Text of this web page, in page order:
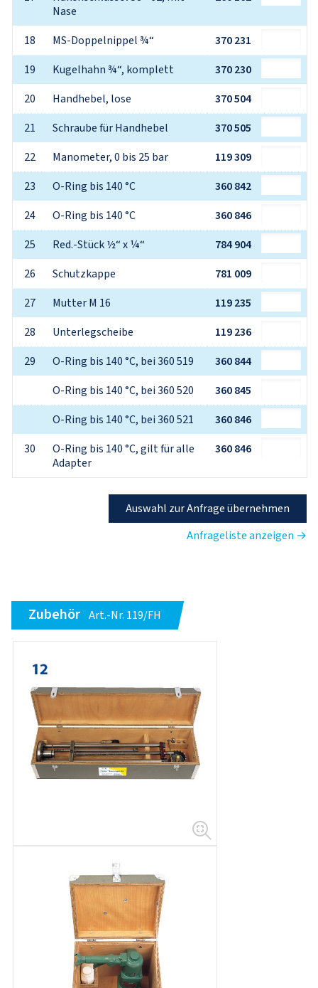
Nase
18 MS-Doppelnippel ¾“
370 231
19
Kugelhahn ¾“, komplett
370 230
20
Handhebel, lose
370 504
21
Schraube für Handhebel
370 505
22
Manometer, 0 bis 25 bar
119 309
23
O-Ring bis 140 °C
360 842
24
O-Ring bis 140 °C
360 846
25
Red.-Stück ½“ x ¼“
784 904
26
Schutzkappe
781 009
27
Mutter M 16
119 235
28
Unterlegscheibe
119 236
29
O-Ring bis 140 °C, bei 360 519
360 844
O-Ring bis 140 °C, bei 360 520
360 845
O-Ring bis 140 °C, bei 360 521
360 846
30
O-Ring bis 140 °C, gilt für alle
Adapter
360 846
Auswahl zur Anfrage übernehmen
Anfrageliste anzeigen →
Zubehör Art.-Nr. 119/FH